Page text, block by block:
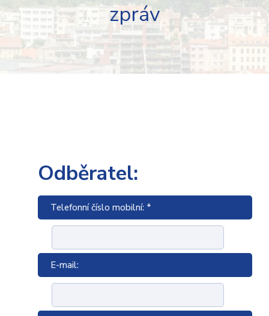
zpráv
Odběratel:
Telefonní číslo mobilní: *
E-mail: